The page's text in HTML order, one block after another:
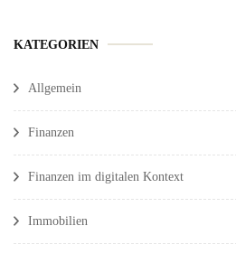
KATEGORIEN
Allgemein
Finanzen
Finanzen im digitalen Kontext
Immobilien